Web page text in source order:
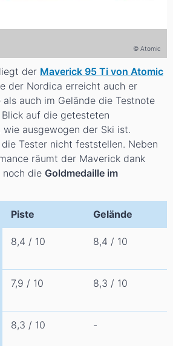
© Atomic
der Maverick 95 Ti von Atomic
der Nordica erreicht auch er
auch im Gelände die Testnote
Blick auf die getesteten
ausgewogen der Ski ist.
Tester nicht feststellen. Neben
räumt der Maverick dank
noch die Goldmedaille im
Piste Gelände
8,4 / 10 8,4 / 10
7,9 / 10 8,3 / 10
8,3 / 10 -